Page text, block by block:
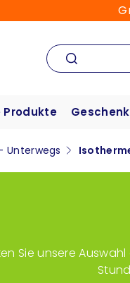
Produkte
Unterwegs
Sie unsere